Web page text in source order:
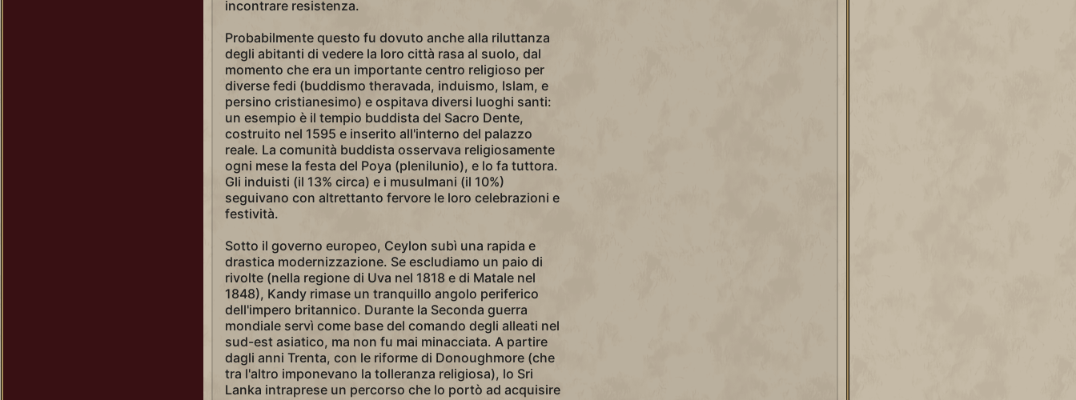
incontrare resistenza.
Probabilmente questo fu dovuto anche alla riluttanza
degli abitanti di vedere la loro città rasa al suolo, dal
momento che era un importante centro religioso per
diverse fedi (buddismo theravada, induismo, Islam, e
persino cristianesimo) e ospitava diversi luoghi santi:
un esempio è il tempio buddista del Sacro Dente,
costruito nel 1595 e inserito all'interno del palazzo
reale. La comunità buddista osservava religiosamente
ogni mese la festa del Poya (plenilunio), e lo fa tuttora.
Gli induisti (il 13% circa) e i musulmani (il 10%)
seguivano con altrettanto fervore le loro celebrazioni e
festività.
Sotto il governo europeo, Ceylon subì una rapida e
drastica modernizzazione. Se escludiamo un paio di
rivolte (nella regione di Uva nel 1818 e di Matale nel
1848), Kandy rimase un tranquillo angolo periferico
dell'impero britannico. Durante la Seconda guerra
mondiale servì come base del comando degli alleati nel
sud-est asiatico, ma non fu mai minacciata. A partire
dagli anni Trenta, con le riforme di Donoughmore (che
tra l'altro imponevano la tolleranza religiosa), lo Sri
Lanka intraprese un percorso che lo portò ad acquisire